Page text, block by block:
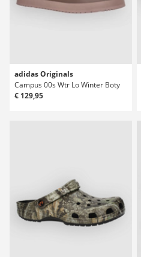
adidas Originals
Campus 00s Wtr Lo Winter Boty
€ 129,95